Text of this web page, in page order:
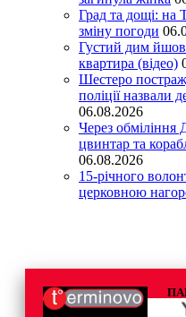
Град та дощі: на
зміну погоди
Густий дим йшов
квартира (відео)
Шестеро
поліції назвали
06.08.2026
Через обміління
цвинтар та
06.08.2026
15-річного
церковною